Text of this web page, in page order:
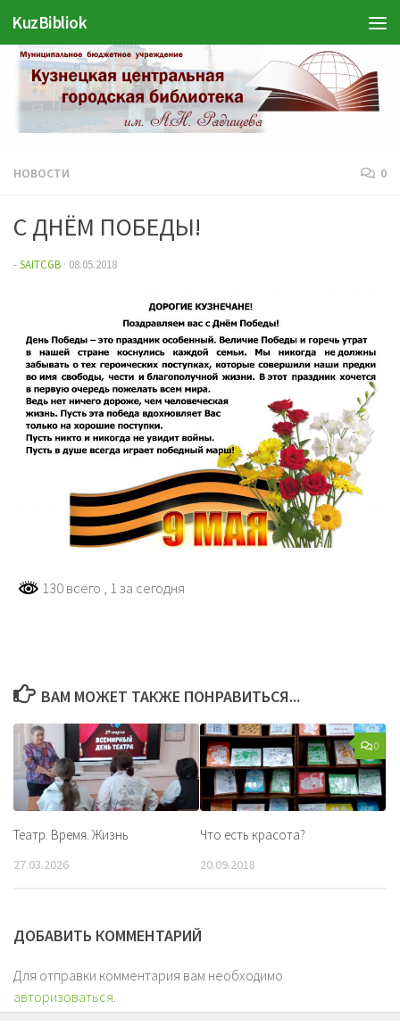
Перейти к содержимому
KuzBibliok
НОВОСТИ 0
С ДНЁМ ПОБЕДЫ!
-SAITCGB · 08.05.2018
130 всего , 1 за сегодня
ВАМ МОЖЕТ ТАКЖЕ ПОНРАВИТЬСЯ...
Театр. Время. Жизнь
27.03.2026
0
Что есть красота?
20.09.2018
ДОБАВИТЬ КОММЕНТАРИЙ
Для отправки комментария вам необходимо
авторизоваться